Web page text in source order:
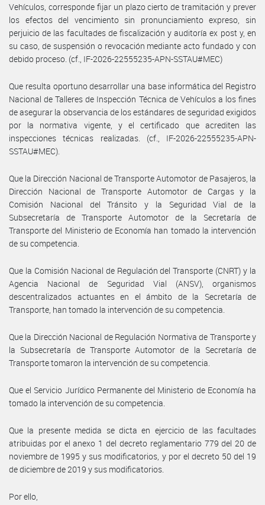
Vehículos, corresponde fijar un plazo cierto de tramitación y prever
los efectos del vencimiento sin pronunciamiento expreso, sin
perjuicio de las facultades de fiscalización y auditoría ex post y, en
su caso, de suspensión o revocación mediante acto fundado y con
debido proceso. (cf., IF-2026-22555235-APN-SSTAU#MEC)
Que resulta oportuno desarrollar una base informática del Registro
Nacional de Talleres de Inspección Técnica de Vehículos a los fines
de asegurar la observancia de los estándares de seguridad exigidos
por la normativa vigente, y el certificado que acrediten las
inspecciones técnicas realizadas. (cf., IF-2026-22555235-APN-
SSTAU#MEC).
Que la Dirección Nacional de Transporte Automotor de Pasajeros, la
Dirección Nacional de Transporte Automotor de Cargas y la
Comisión Nacional del Tránsito y la Seguridad Vial de la
Subsecretaría de Transporte Automotor de la Secretaría de
Transporte del Ministerio de Economía han tomado la intervención
de su competencia.
Que la Comisión Nacional de Regulación del Transporte (CNRT) y la
Agencia Nacional de Seguridad Vial (ANSV), organismos
descentralizados actuantes en el ámbito de la Secretaría de
Transporte, han tomado la intervención de su competencia.
Que la Dirección Nacional de Regulación Normativa de Transporte y
la Subsecretaría de Transporte Automotor de la Secretaría de
Transporte tomaron la intervención de su competencia.
Que el Servicio Jurídico Permanente del Ministerio de Economía ha
tomado la intervención de su competencia.
Que la presente medida se dicta en ejercicio de las facultades
atribuidas por el anexo 1 del decreto reglamentario 779 del 20 de
noviembre de 1995 y sus modificatorios, y por el decreto 50 del 19
de diciembre de 2019 y sus modificatorios.
Por ello,